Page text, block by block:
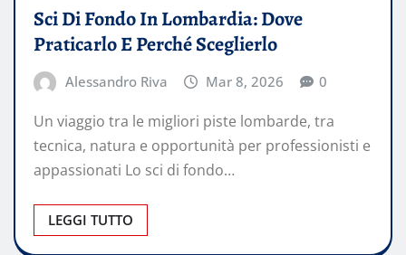
Sci Di Fondo In Lombardia: Dove
Praticarlo E Perché Sceglierlo
Alessandro Riva Mar 8, 2026 0
Un viaggio tra le migliori piste lombarde, tra
tecnica, natura e opportunità per professionisti e
appassionati Lo sci di fondo…
LEGGI TUTTO